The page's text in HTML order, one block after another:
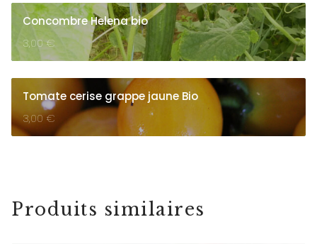
Concombre Helena bio
3,00€
Tomate cerise grappe jaune Bio
3,00€
Produits similaires